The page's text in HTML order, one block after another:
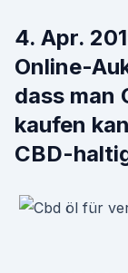
4. Apr.
Online-
dass man
kaufen
CBD-